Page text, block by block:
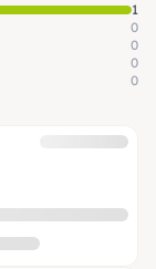
1
0
0
0
0